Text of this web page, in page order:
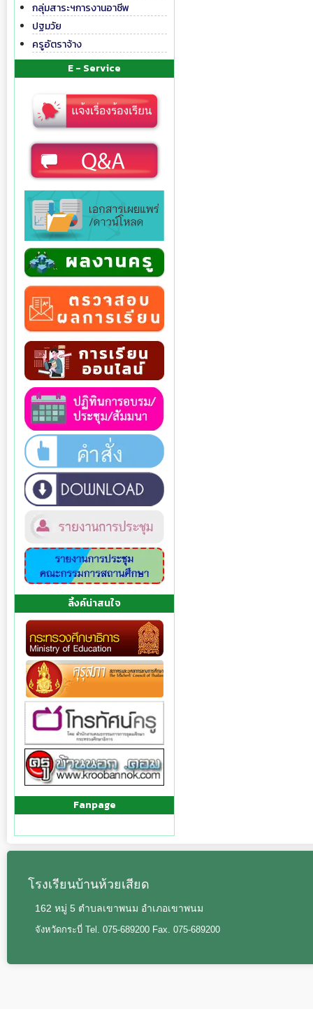
กลุ่มสาระฯการงานอาชีพ
ปฐมวัย
ครูอัตราจ้าง
E - Service
ลิ้งค์น่าสนใจ
Fanpage
โรงเรียนบ้านห้วยเสียด
162 หมู่ 5 ตำบลเขาพนม อำเภอเขาพนม
จังหวัดกระบี่ Tel. 075-689200 Fax. 075-689200